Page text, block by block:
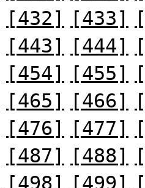
[432] [433]
[443] [444]
[454] [455]
[465] [466]
[476] [477]
[487] [488]
[498] [499]